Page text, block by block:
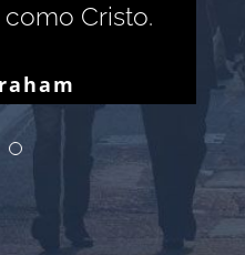
Cristo.